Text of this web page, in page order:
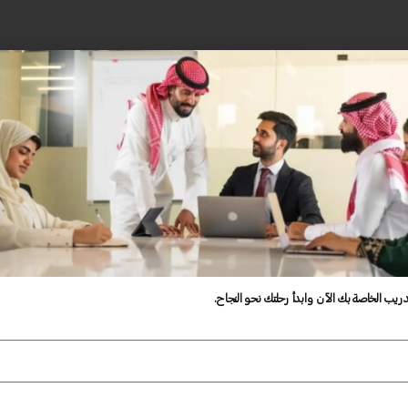
الخاصة بك الآن وابدأ رحلتك نحو النجاح.